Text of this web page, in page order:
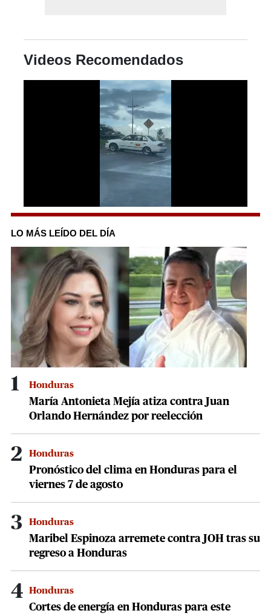
Videos Recomendados
0
of
30
seconds
LO MÁS LEÍDO DEL DÍA
1 Honduras
María Antonieta Mejía atiza contra Juan
Orlando Hernández por reelección
2 Honduras
Pronóstico del clima en Honduras para el
viernes 7 de agosto
3 Honduras
Maribel Espinoza arremete contra JOH tras su
regreso a Honduras
4 Honduras
Cortes de energía en Honduras para este